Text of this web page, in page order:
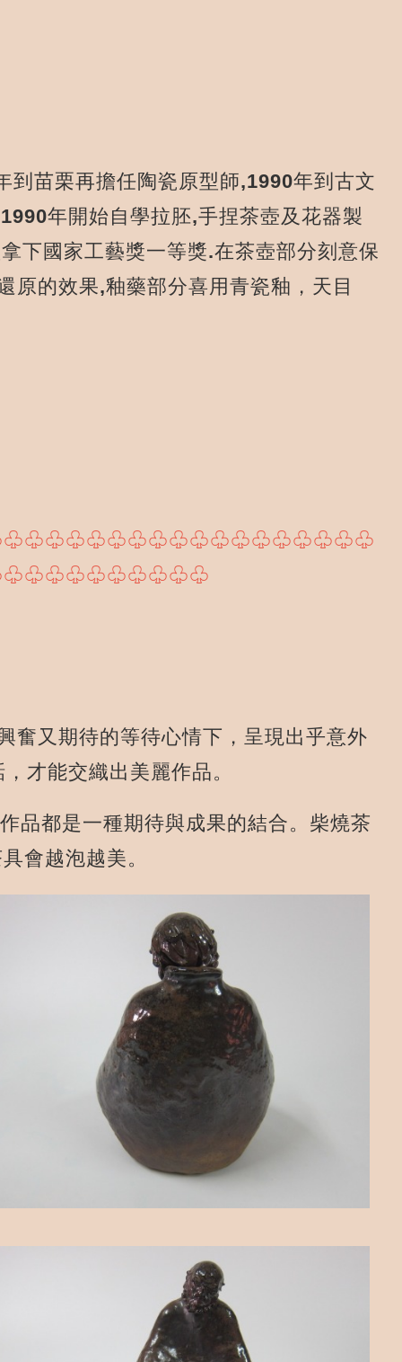
苗栗再擔任陶瓷原型師,1990年到古文
年開始自學拉胚,手捏茶壺及花器製
下國家工藝獎一等獎.在茶壺部分刻意保
原的效果,釉藥部分喜用青瓷釉，天目
又期待的等待心情下，呈現出乎意外
才能交織出美麗作品。
都是一種期待與成果的結合。柴燒茶
會越泡越美。